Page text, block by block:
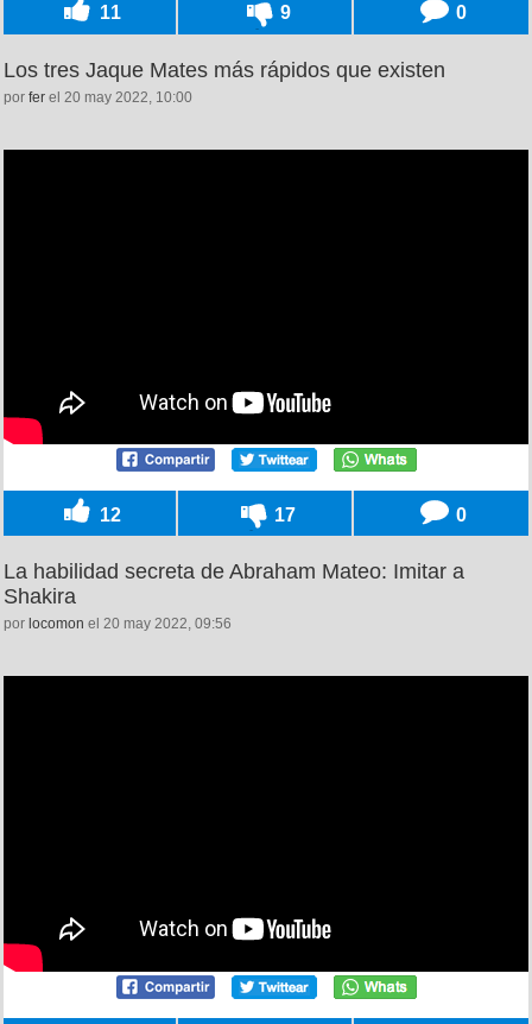
11 9 0
Los tres Jaque Mates más rápidos que existen
por fer el 20 may 2022, 10:00
12 17 0
La habilidad secreta de Abraham Mateo: Imitar a
Shakira
por locomon el 20 may 2022, 09:56